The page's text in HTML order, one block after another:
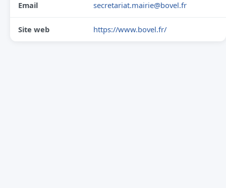
Email secretariat.mairie@bovel.fr
Site web https://www.bovel.fr/